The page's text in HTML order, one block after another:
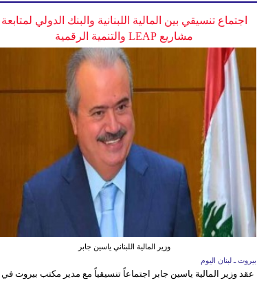
اجتماع تنسيقي بين المالية اللبنانية والبنك الدولي لمتابعة
مشاريع LEAP والتنمية الرقمية
وزير المالية اللبناني ياسين جابر
بيروت ـ لبنان اليوم
عقد وزير المالية ياسين جابر اجتماعاً تنسيقياً مع مدير مكتب بيروت في